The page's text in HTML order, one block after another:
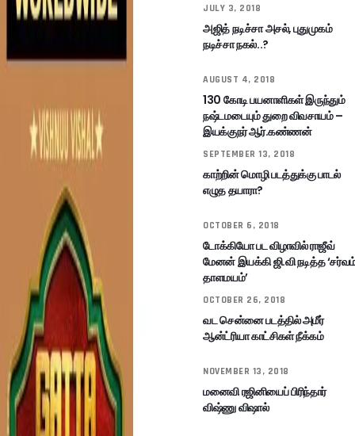
JULY 3, 2018
அஜித் நடிச்சா அசல், புதுமுகம்
நடிச்சா நகல்..?
AUGUST 4, 2018
130 கோடி பயனாளிகள் இருந்தும்
நஷ்டமடையும் துறை விவசாயம் –
இயக்குநர் ஆர்.கண்ணன்
SEPTEMBER 13, 2018
காற்றின் மொழி படத்துக்கு பாடல்
எழுத தயாரா?
OCTOBER 6, 2018
டோக்கியோ பட விழாவில் ராஜீவ்
மேனன் இயக்கி ஜி.வி நடித்த
தாளமயம்’
OCTOBER 26, 2018
வட சென்னை படத்தில் அமீர்
ஆன்ட்ரியா காட்சிகள் நீக்கம்
NOVEMBER 13, 2018
மனைவி ரஜினியைப் பிரிந்தார்
விஷ்ணு விஷால்